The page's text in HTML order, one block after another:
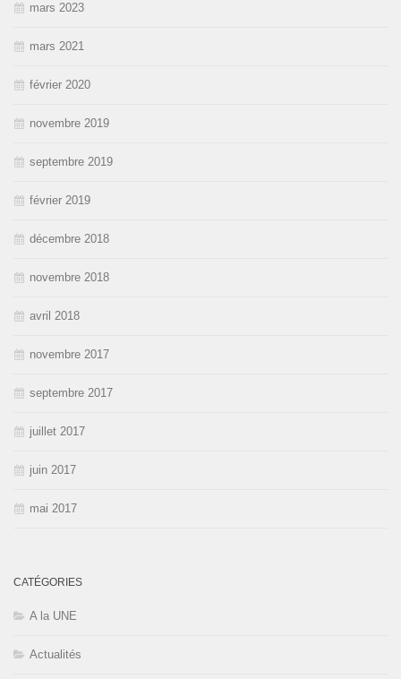
mars 2023
mars 2021
février 2020
novembre 2019
septembre 2019
février 2019
décembre 2018
novembre 2018
avril 2018
novembre 2017
septembre 2017
juillet 2017
juin 2017
mai 2017
CATÉGORIES
A la UNE
Actualités